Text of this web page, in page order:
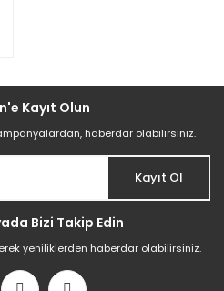
Kayıt Olun
haberdar olabilirsiniz.
Kayıt Ol
Bizi Takip Edin
yeniliklerden haberdar olabilirsiniz.